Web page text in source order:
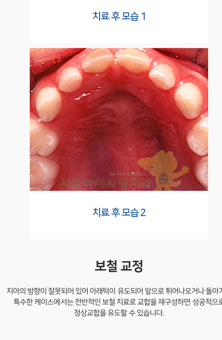
치료 후 모습 1
치료 후 모습 2
보철 교정
치아의 방향이 잘못되어 있어 아래턱이 유도되어 앞으로 튀어나오거나 돌아
특수한 케이스에서는 전반적인 보철 치료로 교합을 재구성하면 성공적으
정상교합을 유도할 수 있습니다.